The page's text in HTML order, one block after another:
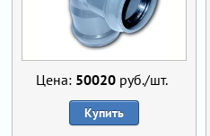
Цена: 50020 руб./шт.
Купить